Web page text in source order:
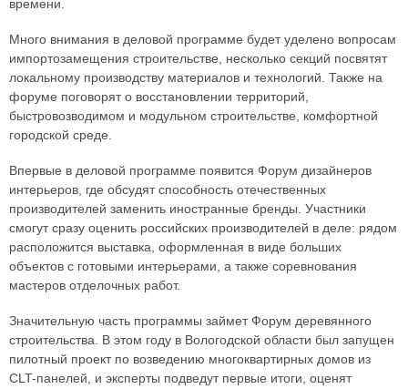
времени.
Много внимания в деловой программе будет уделено вопросам
импортозамещения строительстве, несколько секций посвятят
локальному производству материалов и технологий. Также на
форуме поговорят о восстановлении территорий,
быстровозводимом и модульном строительстве, комфортной
городской среде.
Впервые в деловой программе появится Форум дизайнеров
интерьеров, где обсудят способность отечественных
производителей заменить иностранные бренды. Участники
смогут сразу оценить российских производителей в деле: рядом
расположится выставка, оформленная в виде больших
объектов с готовыми интерьерами, а также соревнования
мастеров отделочных работ.
Значительную часть программы займет Форум деревянного
строительства. В этом году в Вологодской области был запущен
пилотный проект по возведению многоквартирных домов из
CLT-панелей, и эксперты подведут первые итоги, оценят